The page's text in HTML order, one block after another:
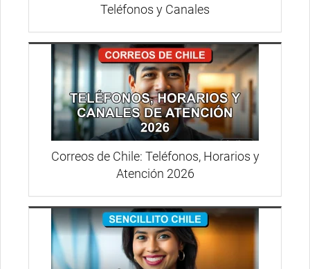
Teléfonos y Canales
Correos de Chile: Teléfonos, Horarios y
Atención 2026